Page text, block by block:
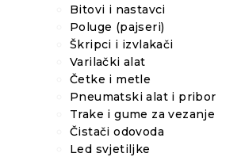
Bitovi i nastavci
Poluge (pajseri)
Škripci i izvlakači
Varilački alat
Četke i metle
Pneumatski alat i pribor
Trake i gume za vezanje
Čistači odovoda
Led svjetiljke